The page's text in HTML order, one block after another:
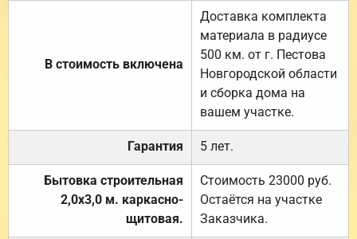
В стоимость включена
Доставка комплекта
материала в радиусе
500 км. от г. Пестова
Новгородской области
и сборка дома на
вашем участке.
Гарантия 5 лет.
Бытовка строительная
2,0х3,0 м. каркасно-
щитовая.
Стоимость 23000 руб.
Остаётся на участке
Заказчика.